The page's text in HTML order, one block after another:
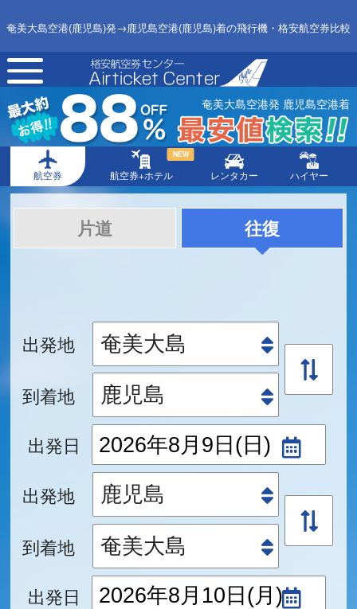
奄美大島空港(鹿児島)発→鹿児島空港(鹿児島)着の飛行機・格安航空券比較
toggle
navigation
奄美大島空港発 鹿児島空港着
航空券 航空券+ホテル
NEW
レンタカー ハイヤー
片道 往復
出発地
到着地
出発日
出発地
到着地
出発日